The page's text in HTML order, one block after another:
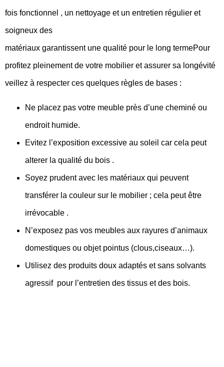
fois fonctionnel , un nettoyage et un entretien régulier et
soigneux des
matériaux garantissent une qualité pour le long termePour
profitez pleinement de votre mobilier et assurer sa longévité
veillez à respecter ces quelques règles de bases :
Ne placez pas votre meuble près d’une cheminé ou
endroit humide.
Evitez l’exposition excessive au soleil car cela peut
alterer la qualité du bois .
Soyez prudent avec les matériaux qui peuvent
transférer la couleur sur le mobilier ; cela peut être
irrévocable .
N’exposez pas vos meubles aux rayures d’animaux
domestiques ou objet pointus (clous,ciseaux…).
Utilisez des produits doux adaptés et sans solvants
agressif pour l’entretien des tissus et des bois.